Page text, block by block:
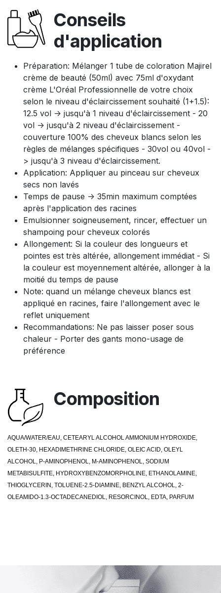
Conseils
d'application
Préparation: Mélanger 1 tube de coloration Majirel
crème de beauté (50ml) avec 75ml d'oxydant
crème L'Oréal Professionnelle de votre choix
selon le niveau d'éclaircissement souhaité (1+1.5):
12.5 vol -> jusqu'à 1 niveau d'éclaircissement - 20
vol -> jusqu'à 2 niveau d'éclaircissement -
couverture 100% des cheveux blancs selon les
règles de mélanges spécifiques - 30vol ou 40vol -
> jusqu'à 3 niveau d'éclaircissement.
Application: Appliquer au pinceau sur cheveux
secs non lavés
Temps de pause -> 35min maximum comptées
après l'application des racines
Emulsionner soigneusement, rincer, effectuer un
shampoing pour cheveux colorés
Allongement: Si la couleur des longueurs et
pointes est très altérée, allongement immédiat - Si
la couleur est moyennement altérée, allonger à la
moitié du temps de pause
Note: quand un mélange cheveux blancs est
appliqué en racines, faire l'allongement avec le
reflet uniquement
Recommandations: Ne pas laisser poser sous
chaleur - Porter des gants mono-usage de
préférence
Composition
AQUA/WATER/EAU, CETEARYL ALCOHOL AMMONIUM HYDROXIDE,
OLETH-30, HEXADIMETHRINE CHLORIDE, OLEIC ACID, OLEYL
ALCOHOL, P-AMINOPHENOL, M-AMINOPHENOL, SODIUM
METABISULFITE, HYDROXYBENZOMORPHOLINE, ETHANOLAMINE,
THIOGLYCERIN, TOLUENE-2.5-DIAMINE, BENZYL ALCOHOL, 2-
OLEAMIDO-1.3-OCTADECANEDIOL, RESORCINOL, EDTA, PARFUM